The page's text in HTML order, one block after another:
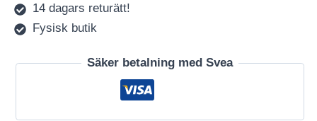
14 dagars returätt!
Fysisk butik
Säker betalning med Svea